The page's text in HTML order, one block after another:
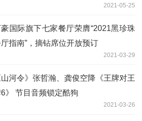
2021-05-25
国际旗下七家餐厅荣膺“2021黑珍珠
指南”，摘钻席位开放预订
2021-03-29
山河令》张哲瀚、龚俊空降《王牌对王
》 节目音频锁定酷狗
2021-03-26